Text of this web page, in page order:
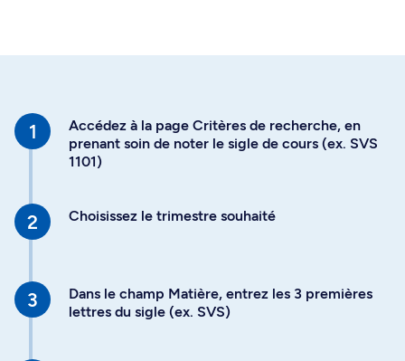
Accédez à la page Critères de recherche, en
prenant soin de noter le sigle de cours (ex. SVS
1101)
Choisissez le trimestre souhaité
Dans le champ Matière, entrez les 3 premières
lettres du sigle (ex. SVS)